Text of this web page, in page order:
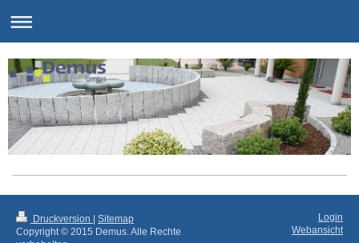
Druckversion
Sitemap
Copyright © 2015 Demus. Alle Rechte
Login
Webansicht